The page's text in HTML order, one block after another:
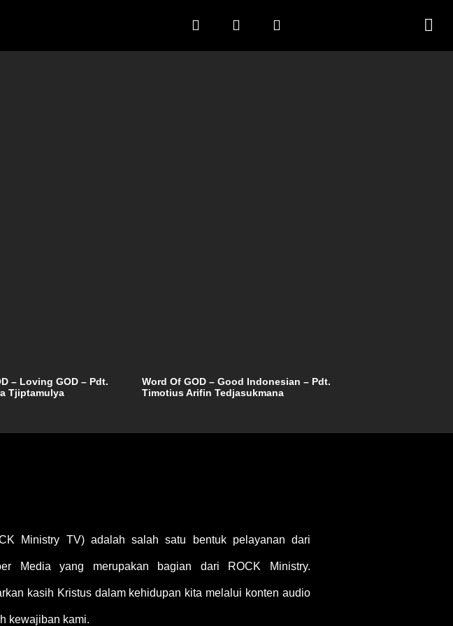
– Loving GOD – Pdt.
Tjiptamulya
Word Of GOD – Good Indonesian – Pdt.
Timotius Arifin Tedjasukmana
Ministry TV) adalah salah satu bentuk pelayanan dari
Media yang merupakan bagian dari ROCK Ministry.
kasih Kristus dalam kehidupan kita melalui konten audio
kewajiban kami.